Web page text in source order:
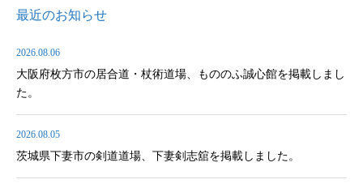
最近のお知らせ
2026.08.06
大阪府枚方市の居合道・杖術道場、もののふ誠心館を掲載しまし
た。
2026.08.05
茨城県下妻市の剣道道場、下妻剣志舘を掲載しました。